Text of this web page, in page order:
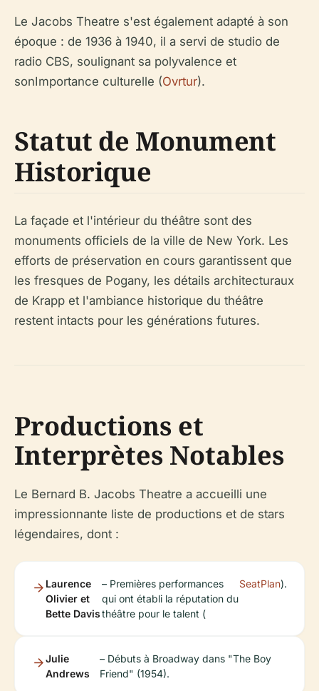
Le Jacobs Theatre s'est également adapté à son
époque : de 1936 à 1940, il a servi de studio de
radio CBS, soulignant sa polyvalence et
sonImportance culturelle (Ovrtur).
Statut de Monument
Historique
La façade et l'intérieur du théâtre sont des
monuments officiels de la ville de New York. Les
efforts de préservation en cours garantissent que
les fresques de Pogany, les détails architecturaux
de Krapp et l'ambiance historique du théâtre
restent intacts pour les générations futures.
Productions et
Interprètes Notables
Le Bernard B. Jacobs Theatre a accueilli une
impressionnante liste de productions et de stars
légendaires, dont :
Laurence
Olivier et
Bette Davis
– Premières performances
qui ont établi la réputation du
théâtre pour le talent (
SeatPlan).
Julie
Andrews
– Débuts à Broadway dans "The Boy
Friend" (1954).